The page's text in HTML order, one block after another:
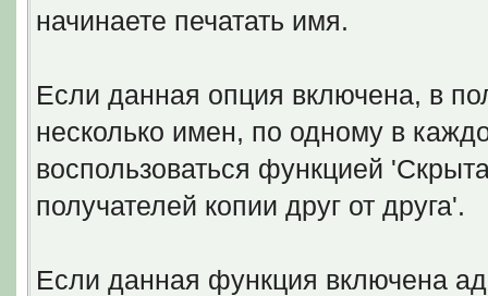
начинаете печатать имя.
Если данная опция включена, в
несколько имен, по одному в
воспользоваться функцией
получателей копии друг от друга'.
Если данная функция включена